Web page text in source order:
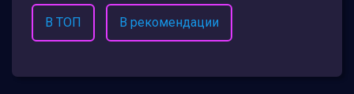
В ТОП В рекомендации